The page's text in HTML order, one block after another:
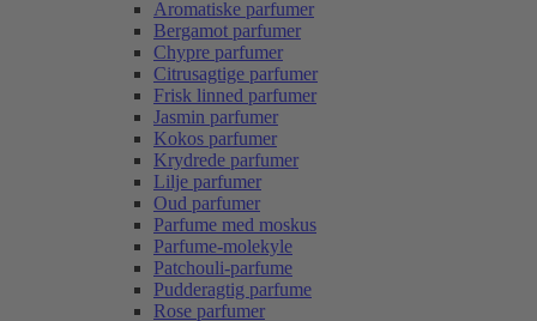
Aromatiske parfumer
Bergamot parfumer
Chypre parfumer
Citrusagtige parfumer
Frisk linned parfumer
Jasmin parfumer
Kokos parfumer
Krydrede parfumer
Lilje parfumer
Oud parfumer
Parfume med moskus
Parfume-molekyle
Patchouli-parfume
Pudderagtig parfume
Rose parfumer